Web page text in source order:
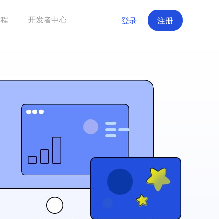
开发者中心 登录 注册